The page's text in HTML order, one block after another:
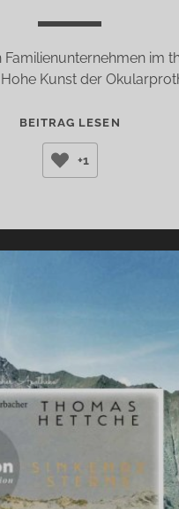
Familienunternehmen im
Kunst der
BEITRAG LESEN
+1